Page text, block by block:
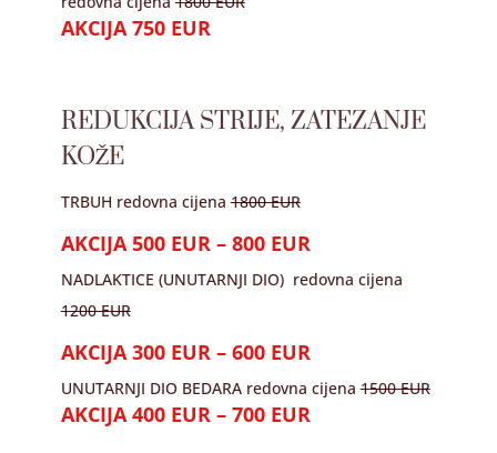
AKCIJA 750 EUR
REDUKCIJA STRIJE, ZATEZANJE
KOŽE
TRBUH redovna cijena1800 EUR
AKCIJA 500 EUR – 800 EUR
NADLAKTICE (UNUTARNJI DIO) redovna cijena
1200 EUR
AKCIJA 300 EUR – 600 EUR
UNUTARNJI DIO BEDARA redovna cijena1500 EUR
AKCIJA 400 EUR – 700 EUR